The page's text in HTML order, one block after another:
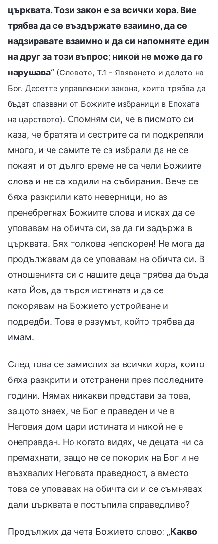
църквата. Този закон е за всички хора. Вие
трябва да се въздържате взаимно, да се
надзиравате взаимно и да си напомняте един
на друг за този въпрос; никой не може да го
нарушава“ (Словото, Т.1 – Явяването и делото на
Бог. Десетте управленски закона, които трябва да
бъдат спазвани от Божиите избраници в Епохата
на царството). Спомням си, че в писмото си
каза, че братята и сестрите са ги подкрепяли
много, и че самите те са избрали да не се
покаят и от дълго време не са чели Божиите
слова и не са ходили на събирания. Вече се
бяха разкрили като неверници, но аз
пренебрегнах Божиите слова и исках да се
уповавам на обичта си, за да ги задържа в
църквата. Бях толкова непокорен! Не мога да
продължавам да се уповавам на обичта си. В
отношенията си с нашите деца трябва да бъда
като Йов, да търся истината и да се
покорявам на Божието устройване и
подредби. Това е разумът, който трябва да
имам.
След това се замислих за всички хора, които
бяха разкрити и отстранени през последните
години. Нямах никакви представи за това,
защото знаех, че Бог е праведен и че в
Неговия дом цари истината и никой не е
онеправдан. Но когато видях, че децата ни са
премахнати, защо не се покорих на Бог и не
възхвалих Неговата праведност, а вместо
това се уповавах на обичта си и се съмнявах
дали църквата е постъпила справедливо?
Продължих да чета Божието слово: „Какво